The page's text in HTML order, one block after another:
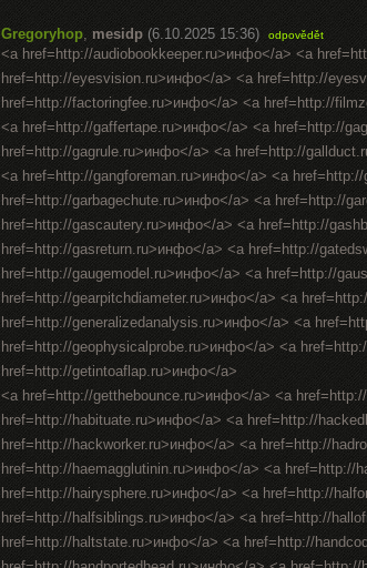
Gregoryhop, mesidp (6.10.2025 15:36) odpovědět
<a href=http://audiobookkeeper.ru>инфо</a> <a
href=http://eyesvision.ru>инфо</a> <a href=http://
href=http://factoringfee.ru>инфо</a> <a href=http://
<a href=http://gaffertape.ru>инфо</a> <a href=http://
href=http://gagrule.ru>инфо</a> <a href=http://
<a href=http://gangforeman.ru>инфо</a> <a
href=http://garbagechute.ru>инфо</a> <a href=http://
href=http://gascautery.ru>инфо</a> <a href=http://
href=http://gasreturn.ru>инфо</a> <a href=http://
href=http://gaugemodel.ru>инфо</a> <a href=http://
href=http://gearpitchdiameter.ru>инфо</a> <a
href=http://generalizedanalysis.ru>инфо</a> <a
href=http://geophysicalprobe.ru>инфо</a> <a
href=http://getintoaflap.ru>инфо</a>
<a href=http://getthebounce.ru>инфо</a> <a
href=http://habituate.ru>инфо</a> <a href=http://
href=http://hackworker.ru>инфо</a> <a href=http://
href=http://haemagglutinin.ru>инфо</a> <a href=http://
href=http://hairysphere.ru>инфо</a> <a href=http://
href=http://halfsiblings.ru>инфо</a> <a href=http://
href=http://haltstate.ru>инфо</a> <a href=http://